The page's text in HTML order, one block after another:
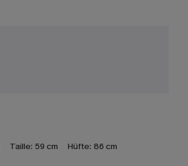
Taille: 59 cm Hüfte: 86 cm